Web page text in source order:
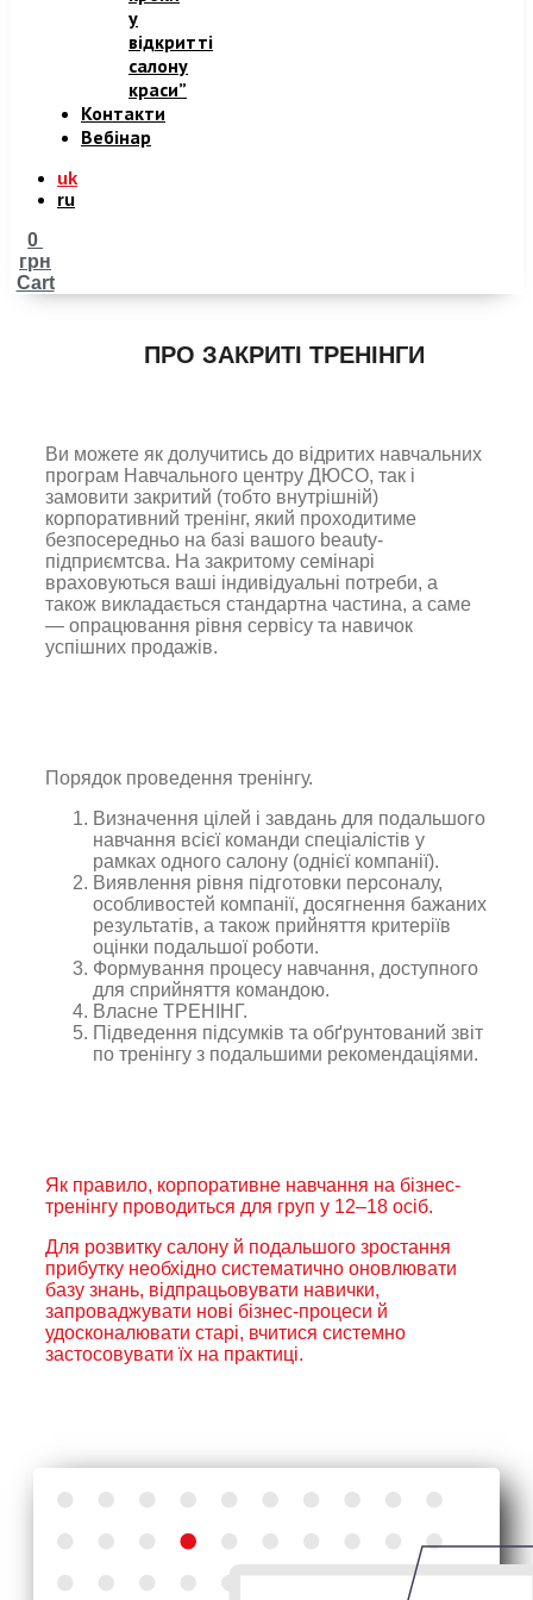
у
відкритті
салону
краси”
Контакти
Вебінар
uk
ru
0
грн
Cart
ПРО ЗАКРИТІ ТРЕНІНГИ
Ви можете як долучитись до відритих навчальних
програм Навчального центру ДЮСО, так і
замовити закритий (тобто внутрішній)
корпоративний тренінг, який проходитиме
безпосередньо на базі вашого beauty-
підприємтсва. На закритому семінарі
враховуються ваші індивідуальні потреби, а
також викладається стандартна частина, а саме
— опрацювання рівня сервісу та навичок
успішних продажів.
Порядок проведення тренінгу.
Визначення цілей і завдань для подальшого
навчання всієї команди спеціалістів у
рамках одного салону (однієї компанії).
Виявлення рівня підготовки персоналу,
особливостей компанії, досягнення бажаних
результатів, а також прийняття критеріїв
оцінки подальшої роботи.
Формування процесу навчання, доступного
для сприйняття командою.
Власне ТРЕНІНГ.
Підведення підсумків та обґрунтований звіт
по тренінгу з подальшими рекомендаціями.
Як правило, корпоративне навчання на бізнес-
тренінгу проводиться для груп у 12–18 осіб.
Для розвитку салону й подальшого зростання
прибутку необхідно систематично оновлювати
базу знань, відпрацьовувати навички,
запроваджувати нові бізнес-процеси й
удосконалювати старі, вчитися системно
застосовувати їх на практиці.